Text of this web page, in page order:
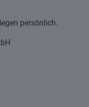
persönlich.